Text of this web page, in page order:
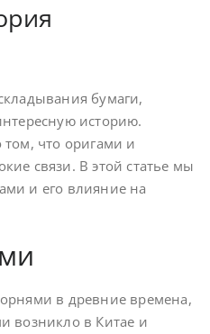
бумаги,
историю.
что оригами и
связи. В этой статье мы
и его влияние на
в древние времена,
возникло в Китае и